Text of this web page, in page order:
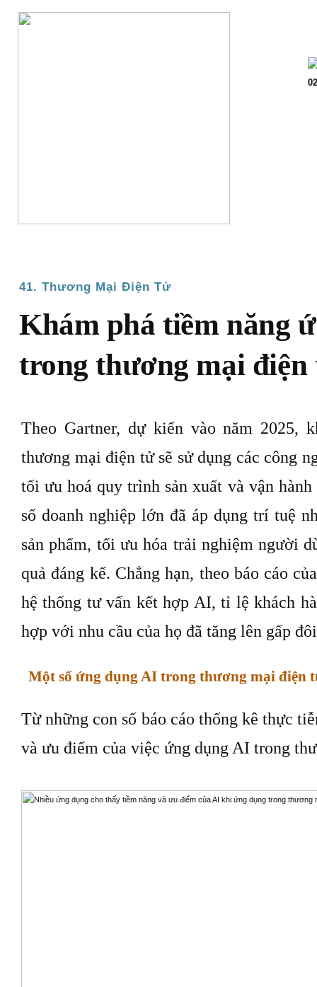
41. Thương Mại Điện Tử
Khám phá tiềm năng
trong thương mại điện
Theo Gartner, dự kiến vào năm 2025,
thương mại điện tử sẽ sử dụng các công
tối ưu hoá quy trình sản xuất và vận
số doanh nghiệp lớn đã áp dụng trí tuệ
sản phẩm, tối ưu hóa trải nghiệm người
quả đáng kể. Chẳng hạn, theo báo cáo
hệ thống tư vấn kết hợp AI, tỉ lệ khách
hợp với nhu cầu của họ đã tăng lên gấp
Một số ứng dụng AI trong thương mại điện
Từ những con số báo cáo thống kê thực
và ưu điểm của việc ứng dụng AI trong